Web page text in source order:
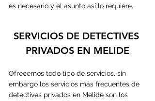
es necesario y el asunto así lo requiere.
SERVICIOS DE DETECTIVES
PRIVADOS EN MELIDE
Ofrecemos todo tipo de servicios, sin
embargo los servicios más frecuentes de
detectives privados en Melide son los